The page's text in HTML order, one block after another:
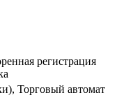
регистрация
Торговый автомат